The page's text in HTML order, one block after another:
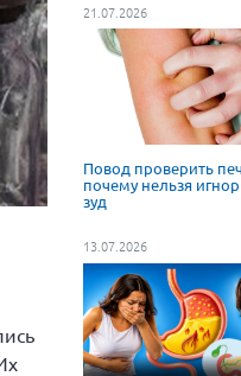
21.07.2026
Повод проверить
почему нельзя
зуд
13.07.2026